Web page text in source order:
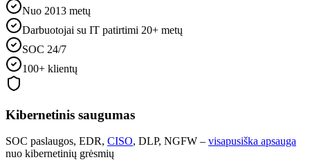
Nuo 2013 metų
Darbuotojai su IT patirtimi 20+ metų
SOC 24/7
100+ klientų
Kibernetinis saugumas
SOC paslaugos, EDR, CISO, DLP, NGFW – visapusiška apsauga
nuo kibernetinių grėsmių